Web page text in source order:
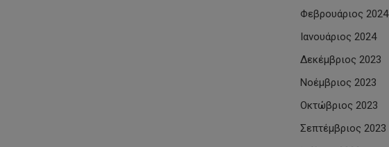
Φεβρουάριος 2024
Ιανουάριος 2024
Δεκέμβριος 2023
Νοέμβριος 2023
Οκτώβριος 2023
Σεπτέμβριος 2023